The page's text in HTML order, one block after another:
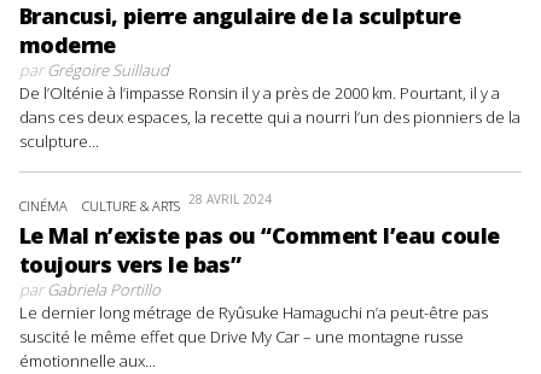
Brancusi, pierre angulaire de la sculpture
moderne
parGrégoire Suillaud
De l’Olténie à l’impasse Ronsin il y a près de 2000 km. Pourtant, il y a
dans ces deux espaces, la recette qui a nourri l’un des pionniers de la
sculpture...
CINÉMA CULTURE & ARTS 28 AVRIL 2024
Le Mal n’existe pas ou “Comment l’eau coule
toujours vers le bas”
parGabriela Portillo
Le dernier long métrage de Ryûsuke Hamaguchi n’a peut-être pas
suscité le même effet que Drive My Car – une montagne russe
émotionnelle aux...